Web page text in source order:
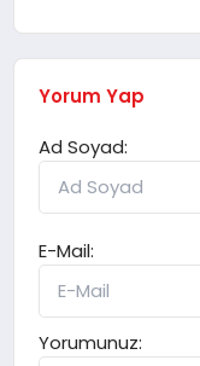
Yorum Yap
Ad Soyad:
E-Mail:
Yorumunuz: